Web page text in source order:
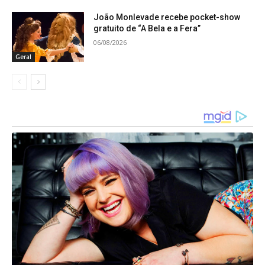
Eleitoras ou eleitores menores de 18 anos.
Autoridades e agentes policiais, bem como
funcionárias ou funcionários no desempenho de
cargos de confiança do Poder Executivo.
parentes, ainda que por afinidade, até o
segundo grau inclusive(pais, avós, filhos,
netos, irmãos, sogros, genros, noras, enteados,
cunhados), e o cônjuge.
Integrantes de diretórios de partido político ou
federação de partidos que exerçam função
executiva.
Pessoas pertencentes ao serviço eleitoral.
Geral
João Monlevade recebe pocket-show
gratuito de “A Bela e a Fera”
06/08/2026